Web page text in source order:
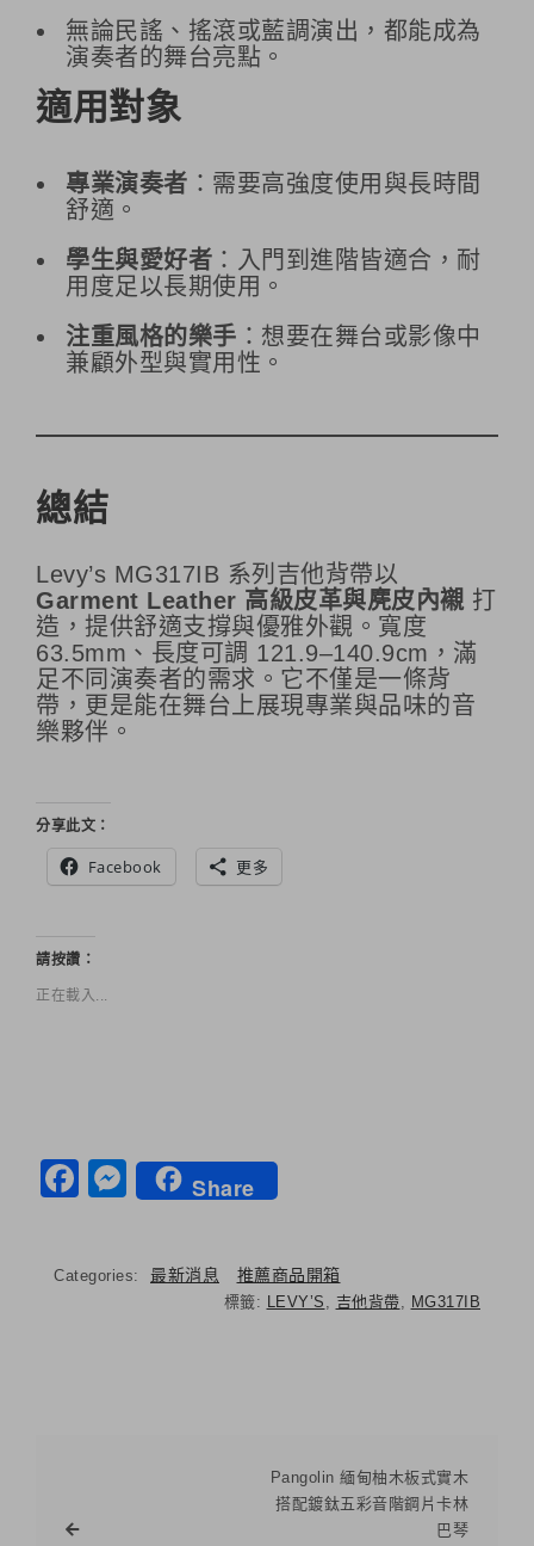
無論民謠、搖滾或藍調演出，都能成為
演奏者的舞台亮點。
適用對象
專業演奏者 ：需要高強度使用與長時間
舒適。
學生與愛好者 ：入門到進階皆適合，耐
用度足以長期使用。
注重風格的樂手 ：想要在舞台或影像中
兼顧外型與實用性。
總結
Levy’s MG317IB 系列吉他背帶以
Garment Leather 高級皮革與麂皮內襯 打
造，提供舒適支撐與優雅外觀。寬度
63.5mm、長度可調 121.9–140.9cm，滿
足不同演奏者的需求。它不僅是一條背
帶，更是能在舞台上展現專業與品味的音
樂夥伴。
分享此文：
Facebook 更多
請按讚：
正在載入...
Facebook
Messenger
Share
Categories: 最新消息 推薦商品開箱
標籤: LEVY’S , 吉他背帶, MG317IB
Pangolin 緬甸柚木板式實木
搭配鍍鈦五彩音階鋼片卡林
巴琴